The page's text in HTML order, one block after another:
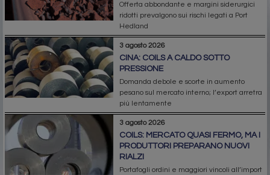
Offerta abbondante e margini siderurgici
ridotti prevalgono sui rischi legati a Port
Hedland
3 agosto 2026
CINA: COILS A CALDO SOTTO
PRESSIONE
Domanda debole e scorte in aumento
pesano sul mercato interno; l’export arretra
più lentamente
3 agosto 2026
COILS: MERCATO QUASI FERMO, MA I
PRODUTTORI PREPARANO NUOVI
RIALZI
Portafogli ordini e maggiori vincoli all’import